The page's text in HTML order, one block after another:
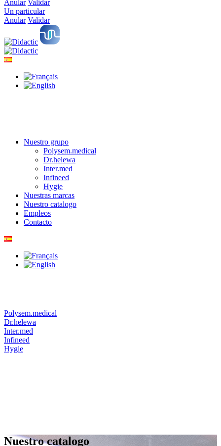
Anular Validar
Un particular
Anular Validar
Nuestro grupo
Polysem.medical
Dr.helewa
Inter.med
Infineed
Hygie
Nuestras marcas
Nuestro catalogo
Empleos
Contacto
Polysem.medical
Dr.helewa
Inter.med
Infineed
Hygie
Nuestro catalogo